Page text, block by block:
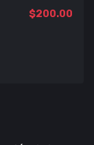
$200.00